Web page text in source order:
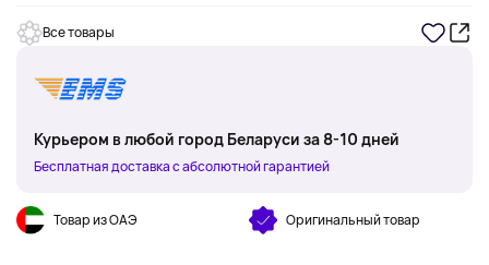
Все товары
Курьером в любой город Беларуси за 8-10 дней
Бесплатная доставка с абсолютной гарантией
Товар из ОАЭ Оригинальный товар